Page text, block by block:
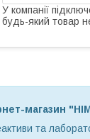
У компанії
будь-який товар
магазин
та